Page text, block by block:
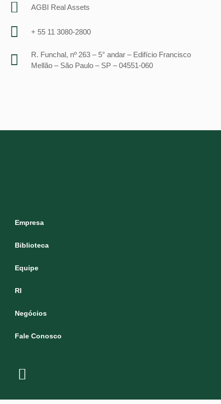
AGBI Real Assets
+ 55 11 3080-2800
R. Funchal, nº 263 – 5° andar – Edifício Francisco
Mellão – São Paulo – SP – 04551-060
Empresa
Biblioteca
Equipe
RI
Negócios
Fale Conosco